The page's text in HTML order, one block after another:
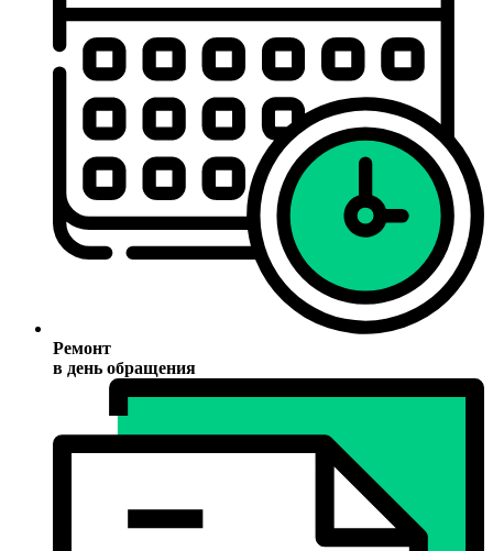
Ремонт
в день обращения